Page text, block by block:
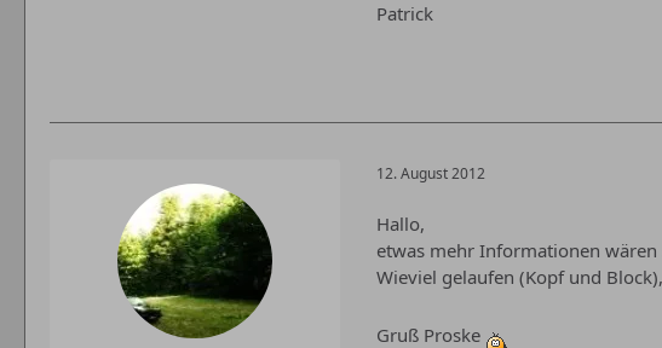
Patrick
12. August 2012
Hallo,
etwas mehr Informationen wären
Wieviel gelaufen (Kopf und
Gruß Proske